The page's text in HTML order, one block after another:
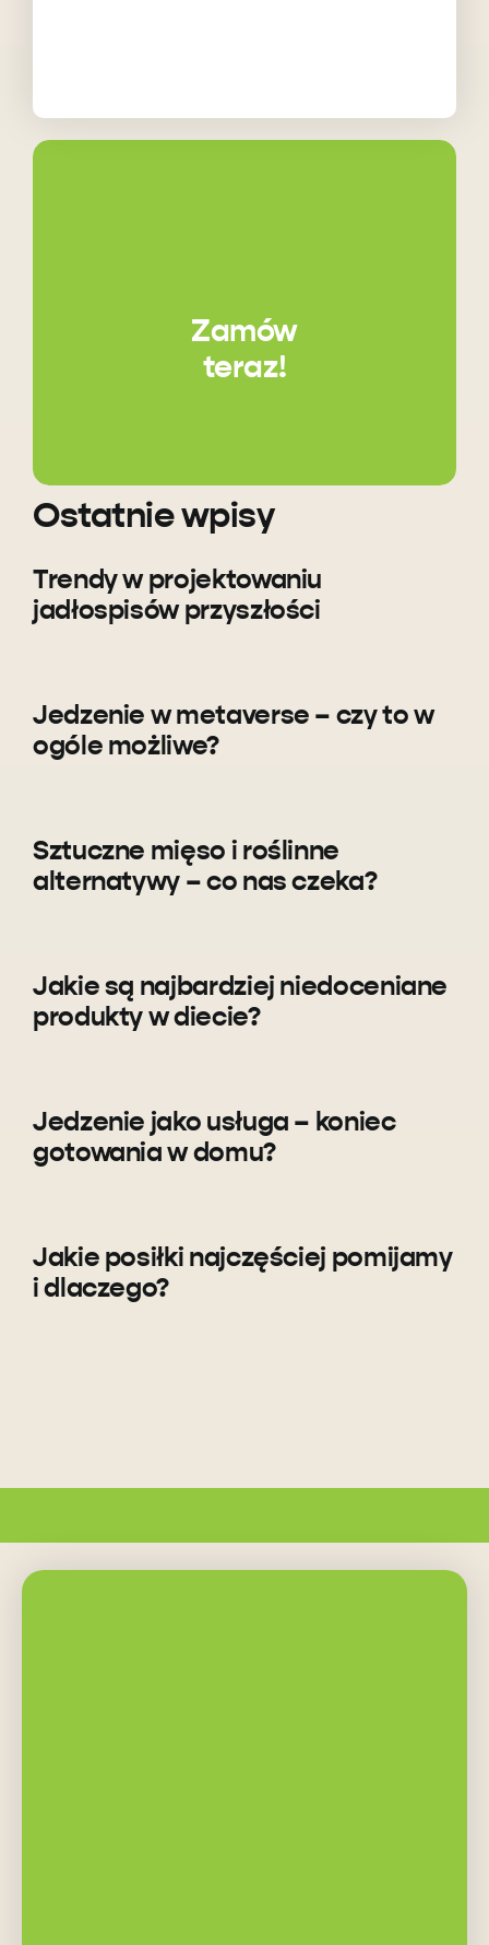
Zamów
teraz!
Ostatnie wpisy
Trendy w projektowaniu
jadłospisów przyszłości
Jedzenie w metaverse – czy to w
ogóle możliwe?
Sztuczne mięso i roślinne
alternatywy – co nas czeka?
Jakie są najbardziej niedoceniane
produkty w diecie?
Jedzenie jako usługa – koniec
gotowania w domu?
Jakie posiłki najczęściej pomijamy
i dlaczego?